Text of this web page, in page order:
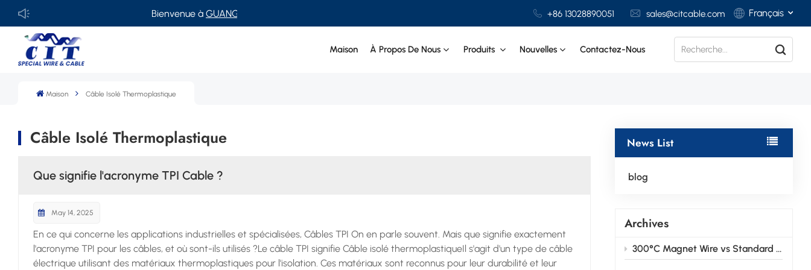
Bienvenue àGUANGDONG CIT SPECIAL CABLE Co., Ltd. +86 13028890051 sales@citcable.com Français
Maison À Propos De Nous Produits Nouvelles Contactez-Nous
Maison Câble Isolé Thermoplastique
News List
blog
Archives
300°C Magnet Wire vs Standard Magnet Wire: Key Differences Explained
Câble Isolé Thermoplastique
Que signifie l'acronyme TPI Cable ?
May 14, 2025
En ce qui concerne les applications industrielles et spécialisées, Câbles TPI On en parle souvent. Mais que signifie exactement
l'acronyme TPI pour les câbles, et où sont-ils utilisés ?Le câble TPI signifie Câble isolé thermoplastiqueIl s'agit d'un type de câble
électrique utilisant des matériaux thermoplastiques pour l'isolation. Ces matériaux sont reconnus pour leur durabilité et leur